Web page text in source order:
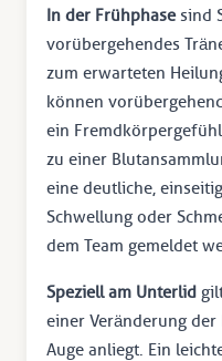
In der Frühphasesind
vorübergehendes
zum erwarteten
können
ein
zu einer
eine deutliche,
Schwellung oder
dem Team gemeldet
Speziell am Unterlid
einer Veränderung
Auge anliegt. Ein